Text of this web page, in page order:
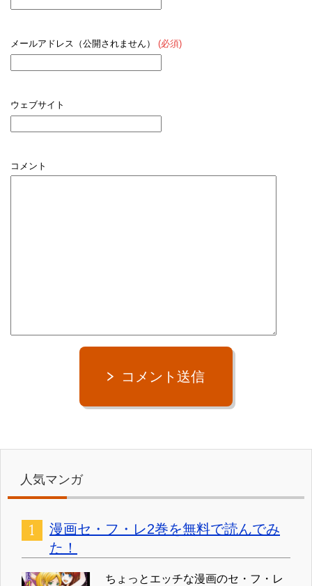
メールアドレス（公開されません） (必須)
ウェブサイト
コメント
コメント送信
人気マンガ
漫画セ・フ・レ2巻を無料で読んでみ
た！
ちょっとエッチな漫画のセ・フ・レ